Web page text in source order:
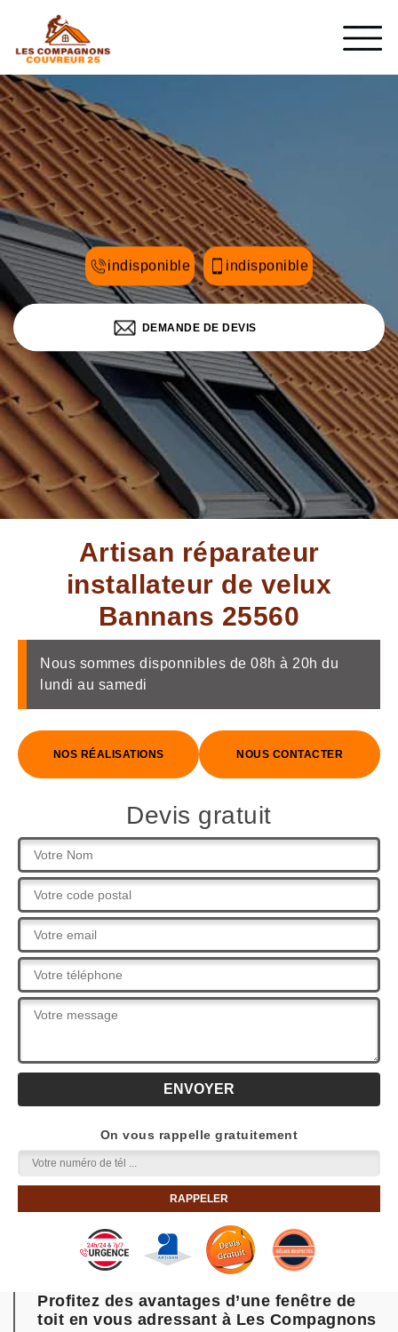
indisponible indisponible
DEMANDE DE DEVIS
Artisan réparateur
installateur de velux
Bannans 25560
Nous sommes disponnibles de 08h à 20h du
lundi au samedi
NOS RÉALISATIONS NOUS CONTACTER
Devis gratuit
On vous rappelle gratuitement
Profitez des avantages d’une fenêtre de
toit en vous adressant à Les Compagnons